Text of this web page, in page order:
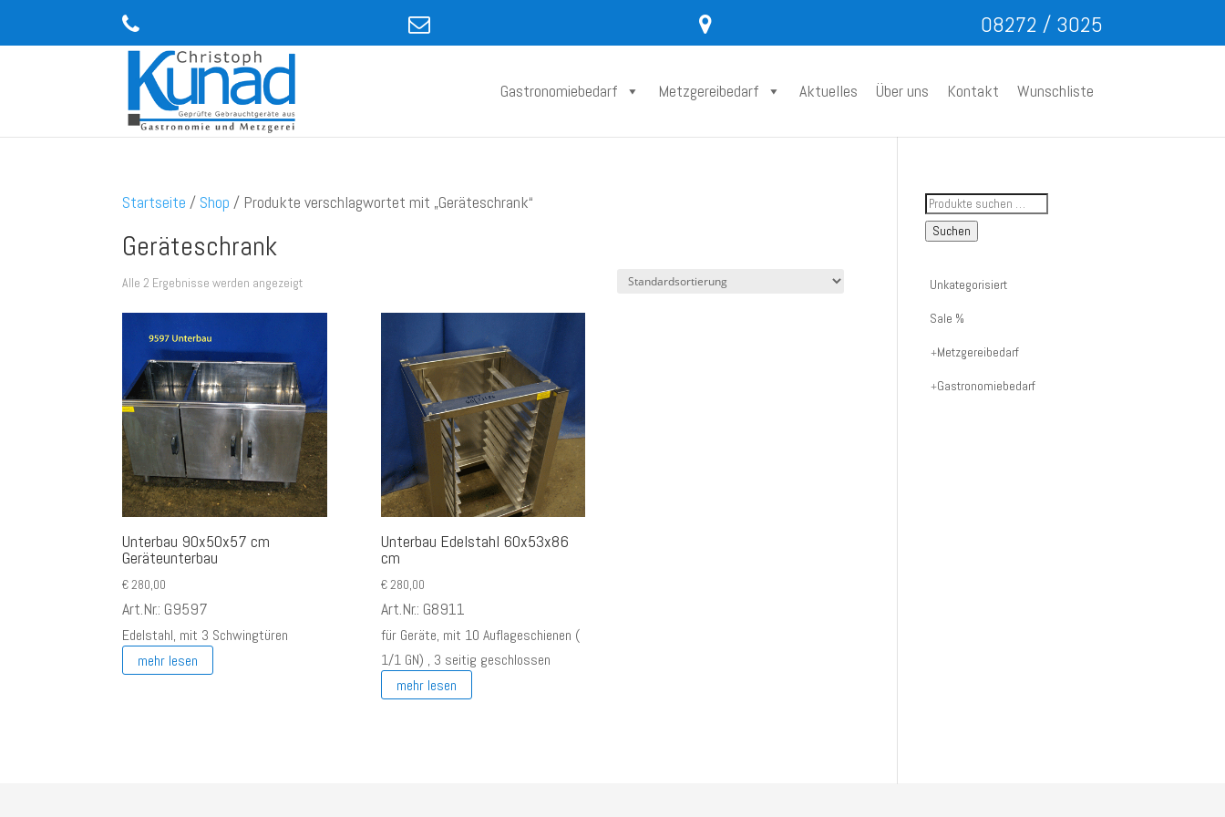
08272 / 3025
Gastronomiebedarf Metzgereibedarf Aktuelles Über uns Kontakt Wunschliste
Startseite / Shop / Produkte verschlagwortet mit „Geräteschrank“
Geräteschrank
Alle 2 Ergebnisse werden angezeigt
Unterbau 90x50x57 cm
Geräteunterbau
€280,00
Art.Nr.: G9597
Edelstahl, mit 3 Schwingtüren
mehr lesen
Unterbau Edelstahl 60x53x86
cm
€280,00
Art.Nr.: G8911
für Geräte, mit 10 Auflageschienen (
1/1 GN) , 3 seitig geschlossen
mehr lesen
Suche
nach
oder
Produktname:
Suchen
Unkategorisiert
Sale %
Metzgereibedarf
Gastronomiebedarf